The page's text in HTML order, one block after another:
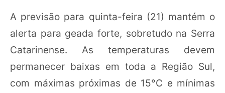
A previsão para quinta-feira (21) mantém o
alerta para geada forte, sobretudo na Serra
Catarinense. As temperaturas devem
permanecer baixas em toda a Região Sul,
com máximas próximas de 15°C e mínimas